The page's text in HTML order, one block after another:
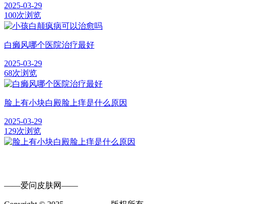
2025-03-29
100次浏览
白癞风哪个医院治疗最好
2025-03-29
68次浏览
脸上有小块白殿脸上痒是什么原因
2025-03-29
129次浏览
——爱问皮肤网——